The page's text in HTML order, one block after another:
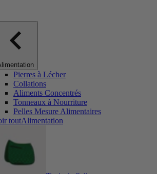
Pierres à Lécher
Collations
Aliments Concentrés
Tonneaux à Nourriture
Pelles Mesure Alimentaires
toutAlimentation